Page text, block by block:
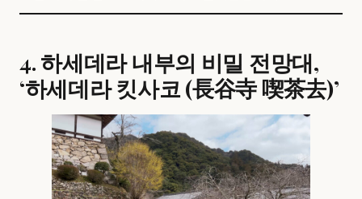
4. 하세데라 내부의 비밀 전망대,
‘하세데라 킷사코 (長谷寺 喫茶去)’